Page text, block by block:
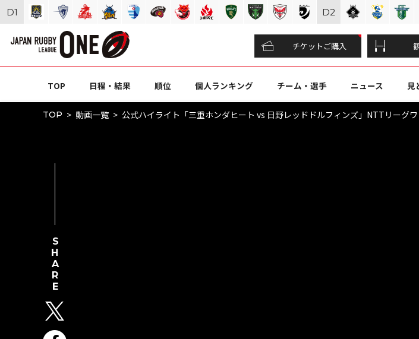
チケットご購入
TOP 日程・結果 順位 個人ランキング チーム・選手 ニュース 見
TOP 動画一覧 公式ハイライト「三重ホンダヒート vs 日野レッドドルフィンズ」NTTリーグ
SHARE
D1 D2